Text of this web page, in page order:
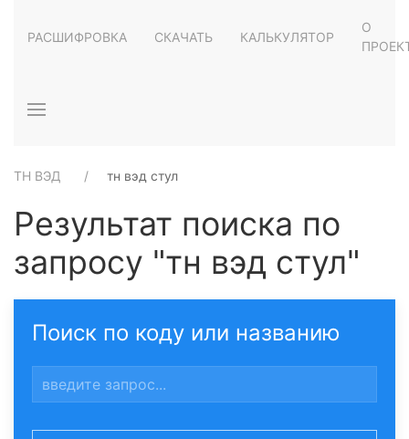
РАСШИФРОВКА СКАЧАТЬ КАЛЬКУЛЯТОР
О
ТН ВЭД тн вэд стул
Результат поиска по
запросу "тн вэд стул"
Поиск по коду или названию